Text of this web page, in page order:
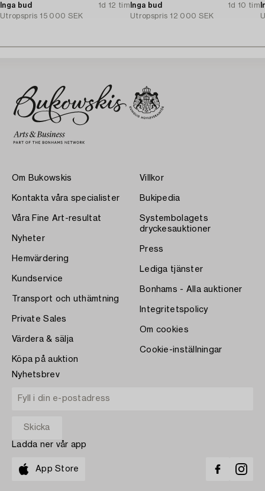
Inga bud
1d 12 tim
Utropspris 15 000 SEK
Inga bud
1d 10 tim
Utropspris 12 000 SEK
Om Bukowskis
Kontakta våra specialister
Våra Fine Art-resultat
Nyheter
Hemvärdering
Kundservice
Transport och uthämtning
Private Sales
Värdera & sälja
Köpa på auktion
Villkor
Bukipedia
Systembolagets
dryckesauktioner
Press
Lediga tjänster
Bonhams - Alla auktioner
Integritetspolicy
Om cookies
Cookie-inställningar
Nyhetsbrev
Ladda ner vår app
App Store